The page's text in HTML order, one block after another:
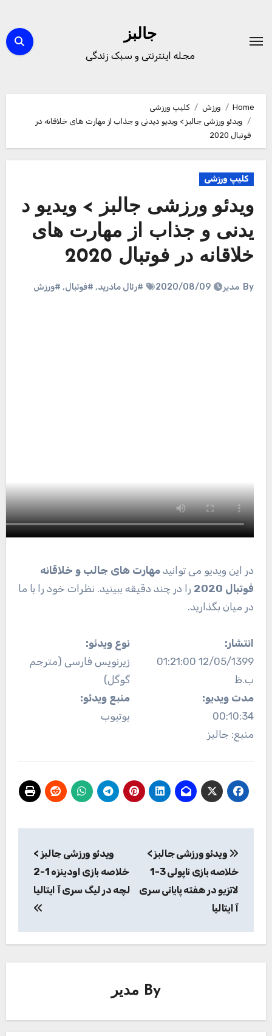
content
جالبز
مجله اینترنتی و سبک زندگی
Home ورزش
کلیپ ورزشی
ویدئو ورزشی جالبز > ویدیو دیدنی و جذاب از مهارت های خلاقانه در
فوتبال 2020
کلیپ ورزشی
ویدئو ورزشی جالبز > ویدیو د
یدنی و جذاب از مهارت های
خلاقانه در فوتبال 2020
By مدیر 2020/08/09 #رئال مادرید, #فوتبال, #ورزش
در این ویدیو می توانید مهارت های جالب و خلاقانه
فوتبال 2020
را در چند دقیقه ببینید. نظرات خود را با ما
در میان بگذارید.
انتشار:
12/05/1399 01:21:00
ب.ظ
نوع ویدئو:
زیرنویس فارسی (مترجم
گوگل)
مدت ویدیو:
00:10:34
منبع ویدئو:
یوتیوب
منبع: جالبز
نوشته
ویدئو ورزشی جالبز >
خلاصه بازی ناپولی 3-1
لاتزیو در هفته پایانی سری
آ ایتالیا
ویدئو ورزشی جالبز >
خلاصه بازی اودینزه 1-2
لچه در لیگ سری آ ایتالیا
By مدیر